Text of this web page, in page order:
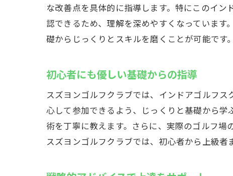
な改善点を具体的に指導します。特にこのイ
認できるため、理解を深めやすくなっていま
礎からじっくりとスキルを磨くことが可能です。
初心者にも優しい基礎からの指導
スズヨンゴルフクラブでは、インドアゴルフ
心して参加できるよう、じっくりと基礎から
術を丁寧に教えます。さらに、実際のゴルフ場
スズヨンゴルフクラブでは、初心者から上級者